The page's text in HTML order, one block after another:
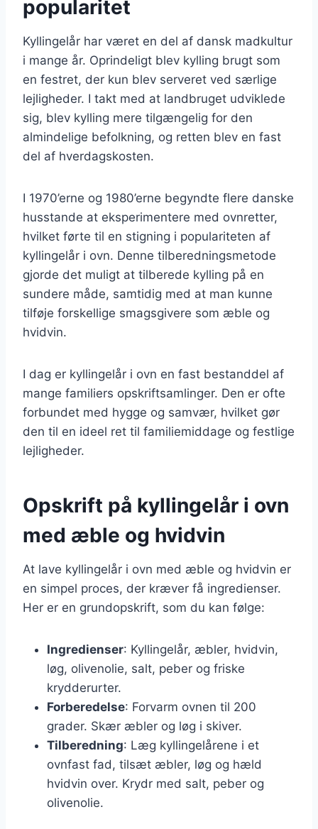
popularitet
Kyllingelår har været en del af dansk madkultur
i mange år. Oprindeligt blev kylling brugt som
en festret, der kun blev serveret ved særlige
lejligheder. I takt med at landbruget udviklede
sig, blev kylling mere tilgængelig for den
almindelige befolkning, og retten blev en fast
del af hverdagskosten.
I 1970’erne og 1980’erne begyndte flere danske
husstande at eksperimentere med ovnretter,
hvilket førte til en stigning i populariteten af
kyllingelår i ovn. Denne tilberedningsmetode
gjorde det muligt at tilberede kylling på en
sundere måde, samtidig med at man kunne
tilføje forskellige smagsgivere som æble og
hvidvin.
I dag er kyllingelår i ovn en fast bestanddel af
mange familiers opskriftsamlinger. Den er ofte
forbundet med hygge og samvær, hvilket gør
den til en ideel ret til familiemiddage og festlige
lejligheder.
Opskrift på kyllingelår i ovn
med æble og hvidvin
At lave kyllingelår i ovn med æble og hvidvin er
en simpel proces, der kræver få ingredienser.
Her er en grundopskrift, som du kan følge:
Ingredienser: Kyllingelår, æbler, hvidvin,
løg, olivenolie, salt, peber og friske
krydderurter.
Forberedelse: Forvarm ovnen til 200
grader. Skær æbler og løg i skiver.
Tilberedning: Læg kyllingelårene i et
ovnfast fad, tilsæt æbler, løg og hæld
hvidvin over. Krydr med salt, peber og
olivenolie.